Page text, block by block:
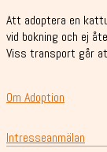
Att adoptera en
vid bokning och ej
Viss transport går
Om Adoption
Intresseanmälan